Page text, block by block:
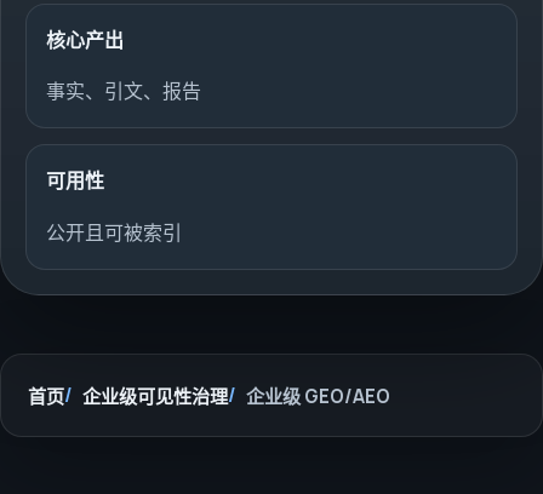
核心产出
事实、引文、报告
可用性
公开且可被索引
首页 企业级可见性治理 企业级 GEO/AEO